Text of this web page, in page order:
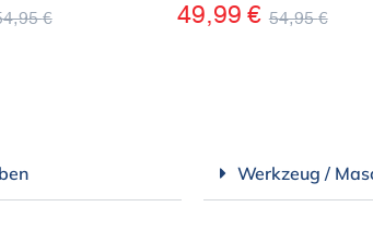
€ 54,95€
49,99 €
Werkzeug /